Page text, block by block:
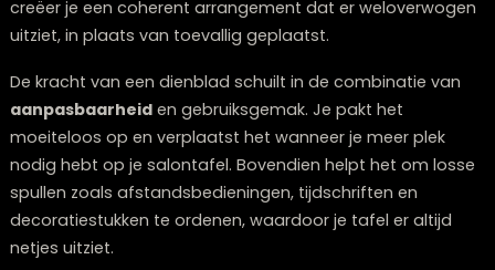
Een dienblad op je salontafel dient niet alleen als
decoratie. Het is een slimme methode om structuur
brengen op een plek die anders snel chaotisch kan
worden. Door diverse items te bundelen op een
creëer je een coherent arrangement dat er
uitziet, in plaats van toevallig geplaatst.
De kracht van een dienblad schuilt in de combinatie
aanpasbaarheid